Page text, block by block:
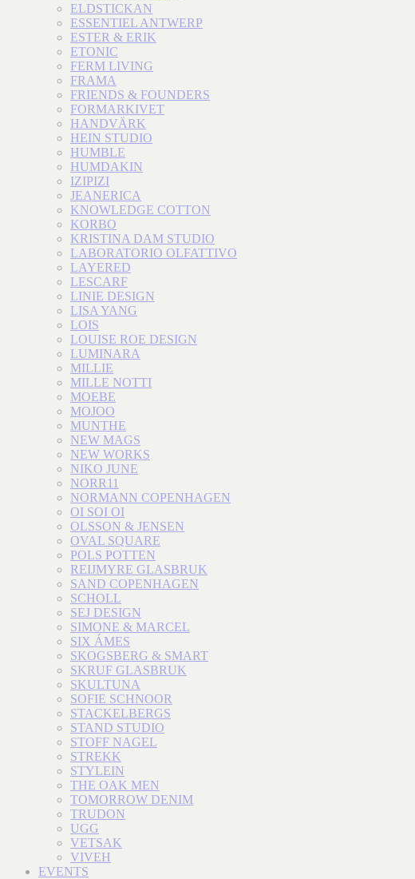
ELDSTICKAN
ESSENTIEL ANTWERP
ESTER & ERIK
ETONIC
FERM LIVING
FRAMA
FRIENDS & FOUNDERS
FORMARKIVET
HANDVÄRK
HEIN STUDIO
HUMBLE
HUMDAKIN
IZIPIZI
JEANERICA
KNOWLEDGE COTTON
KORBO
KRISTINA DAM STUDIO
LABORATORIO OLFATTIVO
LAYERED
LESCARF
LINIE DESIGN
LISA YANG
LOIS
LOUISE ROE DESIGN
LUMINARA
MILLIE
MILLE NOTTI
MOEBE
MOJOO
MUNTHE
NEW MAGS
NEW WORKS
NIKO JUNE
NORR11
NORMANN COPENHAGEN
OI SOI OI
OLSSON & JENSEN
OVAL SQUARE
POLS POTTEN
REIJMYRE GLASBRUK
SAND COPENHAGEN
SCHOLL
SEJ DESIGN
SIMONE & MARCEL
SIX ÁMES
SKOGSBERG & SMART
SKRUF GLASBRUK
SKULTUNA
SOFIE SCHNOOR
STACKELBERGS
STAND STUDIO
STOFF NAGEL
STREKK
STYLEIN
THE OAK MEN
TOMORROW DENIM
TRUDON
UGG
VETSAK
VIVEH
EVENTS